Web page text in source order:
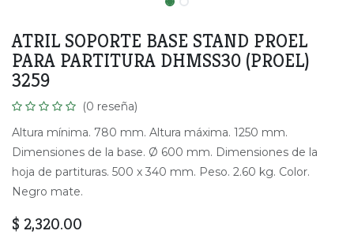
ATRIL SOPORTE BASE STAND PROEL
PARA PARTITURA DHMSS30 (PROEL)
3259
(0 reseña)
Altura mínima. 780 mm. Altura máxima. 1250 mm.
Dimensiones de la base. Ø 600 mm. Dimensiones de la
hoja de partituras. 500 x 340 mm. Peso. 2.60 kg. Color.
Negro mate.
$ 2,320.00